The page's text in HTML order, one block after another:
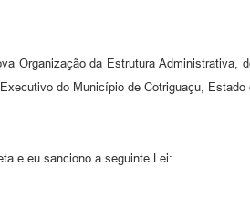
Organização da Estrutura
do Município de Cotriguaçu, Estado
e eu sanciono a seguinte Lei: